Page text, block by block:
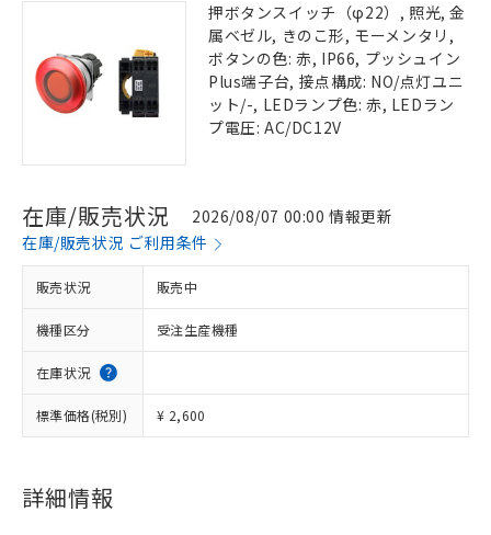
押ボタンスイッチ（φ22）, 照光, 金
属ベゼル, きのこ形, モーメンタリ,
ボタンの色: 赤, IP66, プッシュイン
Plus端子台, 接点構成: NO/点灯ユニ
ット/-, LEDランプ色: 赤, LEDラン
プ電圧: AC/DC12V
在庫/販売状況
2026/08/07 00:00 情報更新
在庫/販売状況 ご利用条件
販売状況 販売中
機種区分 受注生産機種
在庫状況
標準価格(税別) ¥ 2,600
詳細情報